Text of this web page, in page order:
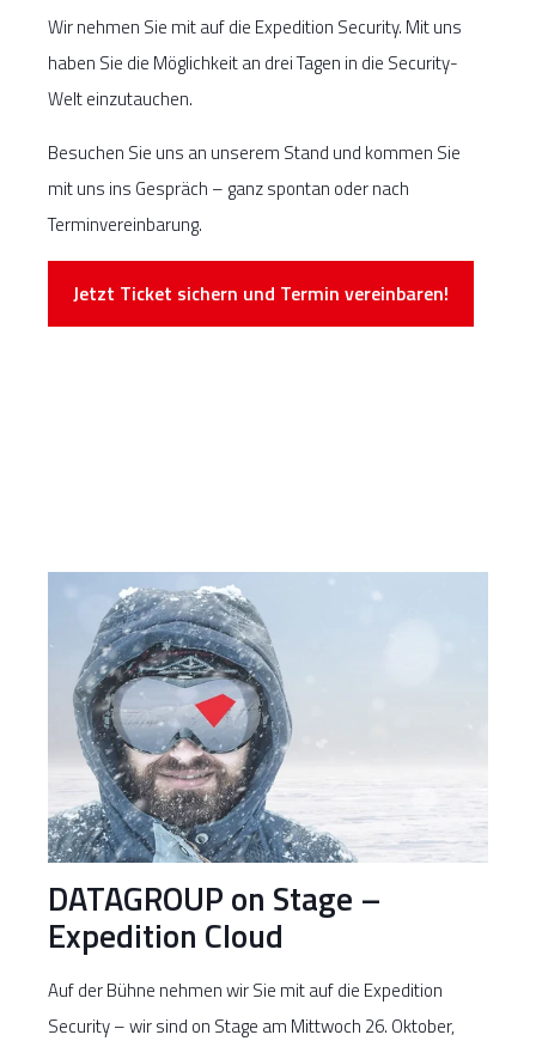
Wir nehmen Sie mit auf die Expedition Security. Mit uns
haben Sie die Möglichkeit an drei Tagen in die Security-
Welt einzutauchen.
Besuchen Sie uns an unserem Stand und kommen Sie
mit uns ins Gespräch – ganz spontan oder nach
Terminvereinbarung.
Jetzt Ticket sichern und Termin vereinbaren!
DATAGROUP on Stage –
Expedition Cloud
Auf der Bühne nehmen wir Sie mit auf die Expedition
Security – wir sind on Stage am Mittwoch 26. Oktober,